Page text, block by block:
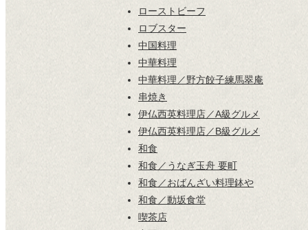
ローストビーフ
ロブスター
中国料理
中華料理
中華料理／野方餃子練馬翠庵
串焼き
伊仏西英料理店／A級グルメ
伊仏西英料理店／B級グルメ
和食
和食／うなぎ玉舟 要町
和食／おばんざい料理鉢や
和食／動坂食堂
喫茶店